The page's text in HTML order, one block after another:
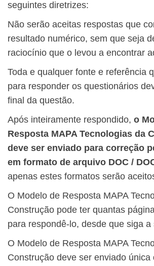
seguintes diretrizes:
Não serão aceitas respostas que
resultado numérico, sem que seja
raciocínio que o levou a encontrar
Toda e qualquer fonte e referência
para responder os questionários
final da questão.
Após inteiramente respondido, o
Resposta MAPA Tecnologias da
deve ser enviado para correção
em formato de arquivo DOC /
apenas estes formatos serão
O Modelo de Resposta MAPA
Construção pode ter quantas
para respondê-lo, desde que siga a
O Modelo de Resposta MAPA
Construção deve ser enviado única